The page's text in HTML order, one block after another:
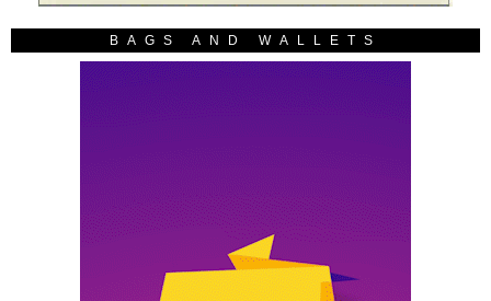
BAGS AND WALLETS